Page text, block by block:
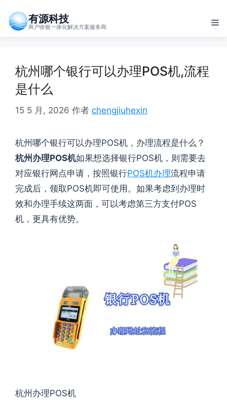
有源科技
商户收银一体化解决方案服务商 菜
杭州哪个银行可以办理POS机,流程
是什么
15 5 月, 2026 作者 chengjiuhexin
杭州哪个银行可以办理POS机，办理流程是什么？
杭州办理POS机如果想选择银行POS机，则需要去
对应银行网点申请，按照银行POS机办理流程申请
完成后，领取POS机即可使用。如果考虑到办理时
效和办理手续这两面，可以考虑第三方支付POS
机，更具有优势。
杭州办理POS机